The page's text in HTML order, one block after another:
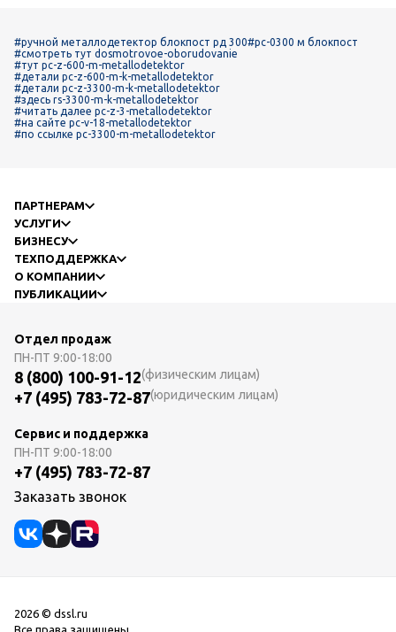
#ручной металлодетектор блокпост рд 300#рс-0300 м блокпост
#смотреть тут dosmotrovoe-oborudovanie
#тут pc-z-600-m-metallodetektor
#детали pc-z-600-m-k-metallodetektor
#детали pc-z-3300-m-k-metallodetektor
#здесь rs-3300-m-k-metallodetektor
#читать далее pc-z-3-metallodetektor
#на сайте pc-v-18-metallodetektor
#по ссылке pc-3300-m-metallodetektor
ПАРТНЕРАМ
УСЛУГИ
БИЗНЕСУ
ТЕХПОДДЕРЖКА
О КОМПАНИИ
ПУБЛИКАЦИИ
Отдел продаж
ПН-ПТ 9:00-18:00
8 (800) 100-91-12(физическим лицам)
+7 (495) 783-72-87(юридическим лицам)
Сервис и поддержка
ПН-ПТ 9:00-18:00
+7 (495) 783-72-87
Заказать звонок
2026 © dssl.ru
Все права защищены